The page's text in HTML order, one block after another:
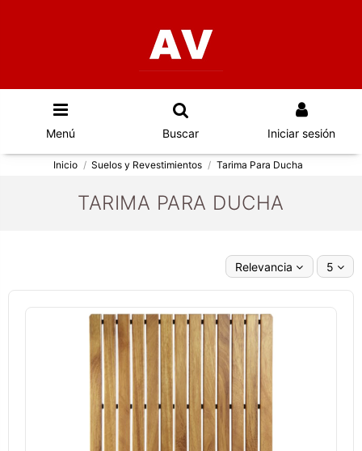
Menú Buscar Iniciar sesión
Inicio Suelos y Revestimientos Tarima Para Ducha
TARIMA PARA DUCHA
Relevancia 5